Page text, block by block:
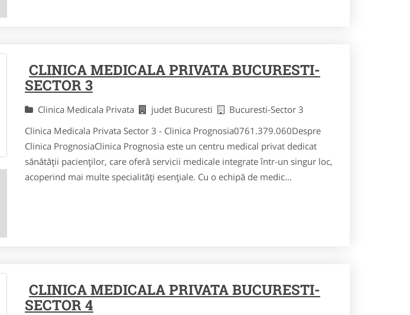
CLINICA MEDICALA PRIVATA BUCURESTI-
SECTOR 3
Clinica Medicala Privata judet Bucuresti
Bucuresti-Sector 3
Clinica Medicala Privata Sector 3 - Clinica Prognosia0761.379.060Despre
Clinica PrognosiaClinica Prognosia este un centru medical privat dedicat
sănătății pacienților, care oferă servicii medicale integrate într-un singur loc,
acoperind mai multe specialități esențiale. Cu o echipă de medic...
CLINICA MEDICALA PRIVATA BUCURESTI-
SECTOR 4